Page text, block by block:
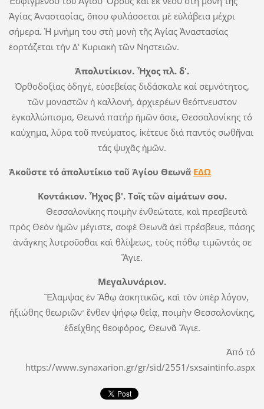
Ἁγίας Ἀναστασίας, ὅπου φυλάσσεται μὲ εὐλάβεια μέχρι
σήμερα. Ἡ μνήμη του στὴ μονὴ τῆς Ἁγίας Ἀναστασίας
ἑορτάζεται τὴν Δ' Κυριακὴ τῶν Νηστειῶν.
Ἀπολυτίκιον. Ἦχος πλ. δ'.
Ὀρθοδοξίας ὁδηγέ, εὐσεβείας διδάσκαλε καί σεμνότητος,
τῶν μοναστῶν ἡ καλλονή, ἀρχιερέων θεόπνευστον
ἐγκαλλώπισμα, Θεωνά πατήρ ἠμῶν ὅσιε, Θεσσαλονίκης τό
καύχημα, λύρα τοῦ πνεύματος, ἱκέτευε διά παντός σωθῆναι
τάς ψυχᾶς ἠμῶν.
Ἀκοῦστε τό ἀπολυτίκιο τοῦ Ἁγίου Θεωνᾶ ΕΔΩ
Κοντάκιον. Ἦχος β'. Τοῖς τῶν αἱμάτων σου.
Θεσσαλονίκης ποιμὴν ἐνθεώτατε, καὶ πρεσβευτὰ
πρὸς Θεὸν ἡμῶν μέγιστε, σοφὲ Θεωνᾶ ἀεὶ πρέσβευε, πάσης
ἀνάγκης λυτροῦσθαι καὶ θλίψεως, τοὺς πόθῳ τιμῶντάς σε
Ἅγιε.
Μεγαλυνάριον.
Ἔλαμψας ἐν Ἄθῳ ἀσκητικῶς, καὶ τὸν ὑπὲρ λόγον,
ἠξιώθης θεωριῶν· ἔνθεν ψήφῳ θείᾳ, ποιμὴν Θεσσαλονίκης,
ἐδείχθης θεοφόρος, Θεωνᾶ Ἅγιε.
Ἀπό τό
https://www.synaxarion.gr/gr/sid/2551/sxsaintinfo.aspx